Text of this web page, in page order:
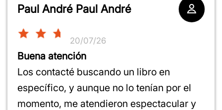
Paul André Paul André
20/07/26
Buena atención
Los contacté buscando un libro en
específico, y aunque no lo tenían por el
momento, me atendieron espectacular y
star
stars
stars
stars
stars